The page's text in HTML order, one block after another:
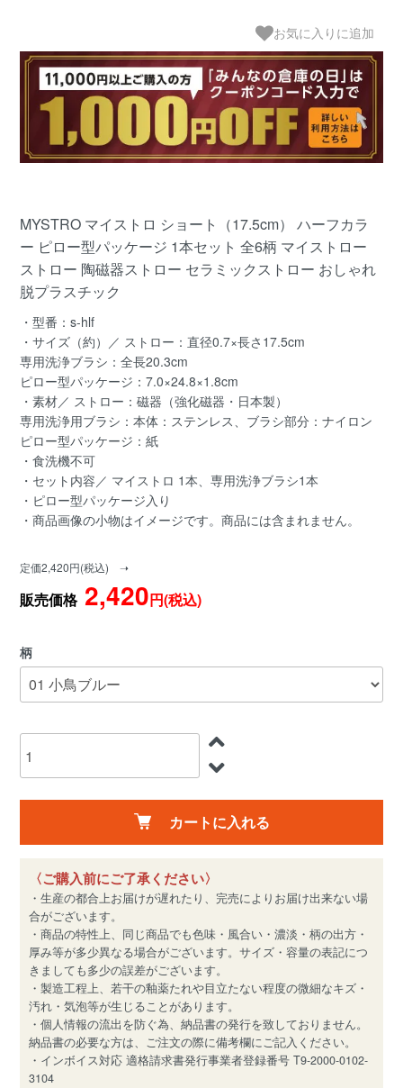
お気に入りに追加
MYSTRO マイストロ ショート（17.5cm） ハーフカラ
ー ピロー型パッケージ 1本セット 全6柄 マイストロー
ストロー 陶磁器ストロー セラミックストロー おしゃれ
脱プラスチック
・型番：s-hlf
・サイズ（約）／ ストロー：直径0.7×長さ17.5cm
専用洗浄ブラシ：全長20.3cm
ピロー型パッケージ：7.0×24.8×1.8cm
・素材／ ストロー：磁器（強化磁器・日本製）
専用洗浄用ブラシ：本体：ステンレス、ブラシ部分：ナイロン
ピロー型パッケージ：紙
・食洗機不可
・セット内容／ マイストロ 1本、専用洗浄ブラシ1本
・ピロー型パッケージ入り
・商品画像の小物はイメージです。商品には含まれません。
定価2,420円(税込) ➝
販売価格2,420円(税込)
柄
カートに入れる
〈ご購入前にご了承ください〉
・生産の都合上お届けが遅れたり、完売によりお届け出来ない場
合がございます。
・商品の特性上、同じ商品でも色味・風合い・濃淡・柄の出方・
厚み等が多少異なる場合がございます。サイズ・容量の表記につ
きましても多少の誤差がございます。
・製造工程上、若干の釉薬たれや目立たない程度の微細なキズ・
汚れ・気泡等が生じることがあります。
・個人情報の流出を防ぐ為、納品書の発行を致しておりません。
納品書の必要な方は、ご注文の際に備考欄にご記入ください。
・インボイス対応 適格請求書発行事業者登録番号 T9-2000-0102-
3104